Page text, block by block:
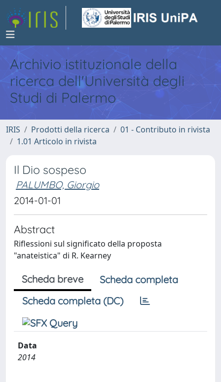
Archivio istituzionale della
ricerca dell'Università degli
Studi di Palermo
IRIS Prodotti della ricerca
01 - Contributo in rivista
1.01 Articolo in rivista
Il Dio sospeso
PALUMBO, Giorgio
2014-01-01
Abstract
Riflessioni sul significato della proposta
"anateistica" di R. Kearney
Scheda breve
Scheda completa
Scheda completa (DC)
Data
2014